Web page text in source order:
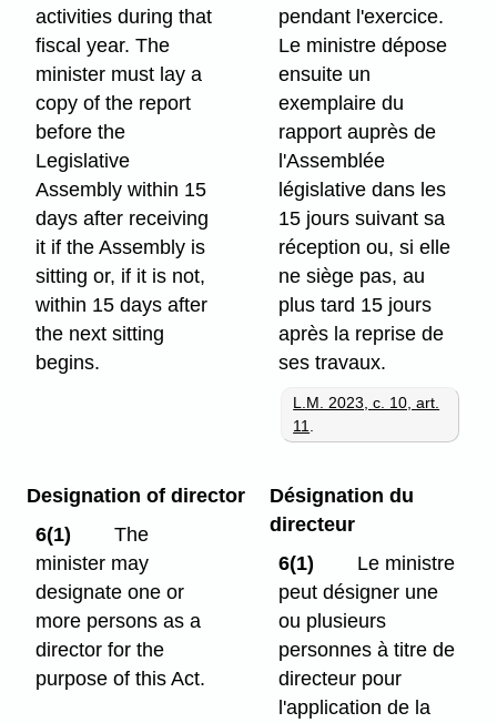
activities during that
fiscal year. The
minister must lay a
copy of the report
before the
Legislative
Assembly within 15
days after receiving
it if the Assembly is
sitting or, if it is not,
within 15 days after
the next sitting
begins.
pendant l'exercice.
Le ministre dépose
ensuite un
exemplaire du
rapport auprès de
l'Assemblée
législative dans les
15 jours suivant sa
réception ou, si elle
ne siège pas, au
plus tard 15 jours
après la reprise de
ses travaux.
L.M. 2023, c. 10, art.
11
Designation of director
6(1)
The
minister may
designate one or
more persons as a
director for the
purpose of this Act.
Désignation du
directeur
6(1)
Le ministre
peut désigner une
ou plusieurs
personnes à titre de
directeur pour
l'application de la